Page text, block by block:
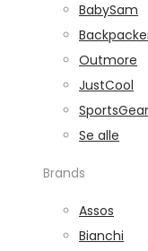
BabySam
Outmore
JustCool
SportsGear
Se alle
Brands
Assos
Bianchi